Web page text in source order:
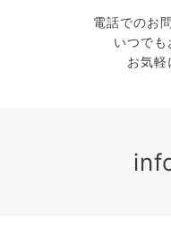
電話でのお
いつでも
お気軽